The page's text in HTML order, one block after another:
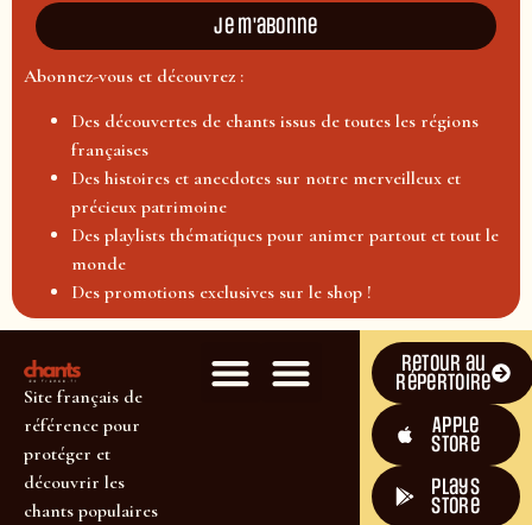
Je m'abonne
Abonnez-vous et découvrez :
Des découvertes de chants issus de toutes les régions
françaises
Des histoires et anecdotes sur notre merveilleux et
précieux patrimoine
Des playlists thématiques pour animer partout et tout le
monde
Des promotions exclusives sur le shop !
Site français de
référence pour
protéger et
découvrir les
chants populaires
Retour au
répertoire
Apple
Store
plays
store